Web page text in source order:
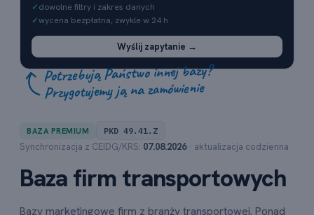
✓dowolne filtry i zakres danych
✓wycena bezpłatna, zwykle w 24 h
Wyślij zapytanie →
Potrzebują Państwo innej bazy?
Przygotujemy ją na zamówienie
BAZA PREMIUM PKD 49.41.Z
Synchronizacja z CEIDG/KRS: 07.08.2026· aktualizacja codzienna
Baza firm transportowych
Bazy marketingowe firm z branży transportowej. Ponad